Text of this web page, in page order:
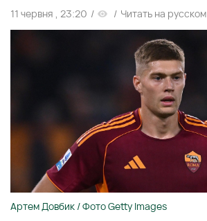
11 червня , 23:20 / / Читать на русском
Артем Довбик / Фото Getty Images